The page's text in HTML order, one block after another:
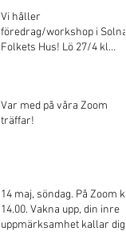
Vi håller
föredrag/workshop i Solna
Folkets Hus! Lö 27/4 kl
Var med på våra Zoom
träffar!
14 maj, söndag. På Zoom kl.
14.00. Vakna upp, din inre
uppmärksamhet kallar dig!